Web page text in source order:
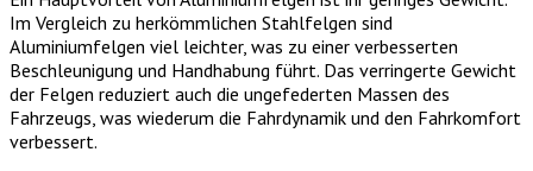
Im Vergleich zu herkömmlichen Stahlfelgen sind
Aluminiumfelgen viel leichter, was zu einer verbesserten
Beschleunigung und Handhabung führt. Das verringerte Gewicht
der Felgen reduziert auch die ungefederten Massen des
Fahrzeugs, was wiederum die Fahrdynamik und den Fahrkomfort
verbessert.